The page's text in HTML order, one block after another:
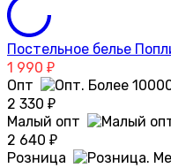
Постельное белье
1 990 ₽
Опт
2 330 ₽
Малый опт
2 640 ₽
Розница